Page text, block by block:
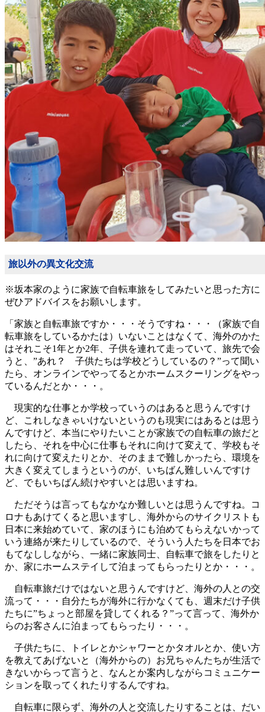
旅以外の異文化交流
※坂本家のように家族で自転車旅をしてみたいと思った方に
ぜひアドバイスをお願いします。
「家族と自転車旅ですか・・・そうですね・・・（家族で自
転車旅をしているかたは）いないことはなくて、海外のかた
はそれこそ1年とか2年、子供を連れて走っていて、旅先で会
うと、”あれ？ 子供たちは学校どうしているの？”って聞い
たら、オンラインでやってるとかホームスクーリングをやっ
ているんだとか・・・。
現実的な仕事とか学校っていうのはあると思うんですけ
ど、これしなきゃいけないというのも現実にはあるとは思う
んですけど、本当にやりたいことが家族での自転車の旅だと
したら、それを中心に仕事もそれに向けて変えて、学校もそ
れに向けて変えたりとか、そのままで難しかったら、環境を
大きく変えてしまうというのが、いちばん難しいんですけ
ど、でもいちばん続けやすいとは思いますね。
ただそうは言ってもなかなか難しいとは思うんですね。コ
ロナもあけてくると思いますし、海外からのサイクリストも
日本に来始めていて、家のほうにも泊めてもらえないかって
いう連絡が来たりしているので、そういう人たちを日本でお
もてなししながら、一緒に家族同士、自転車で旅をしたりと
か、家にホームステイして泊まってもらったりとか・・・。
自転車旅だけではないと思うんですけど、海外の人との交
流って・・・自分たちが海外に行かなくても、週末だけ子供
たちに”ちょっと部屋を貸してくれる？”って言って、海外か
らのお客さんに泊まってもらったり・・・。
子供たちに、トイレとかシャワーとかタオルとか、使い方
を教えてあげないと（海外からの）お兄ちゃんたちが生活で
きないからって言うと、なんとか案内しながらコミュニケー
ションを取ってくれたりするんですね。
自転車に限らず、海外の人と交流したりすることは、だい